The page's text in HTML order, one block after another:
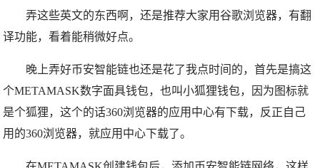
弄这些英文的东西啊，还是推荐大家用谷歌浏览器，有翻
译功能，看着能稍微好点。
晚上弄好币安智能链也还是花了我点时间的，首先是搞这
个METAMASK数字面具钱包，也叫小狐狸钱包，因为图标就
是个狐狸，这个的话360浏览器的应用中心有下载，反正自己
用的360浏览器，就应用中心下载了。